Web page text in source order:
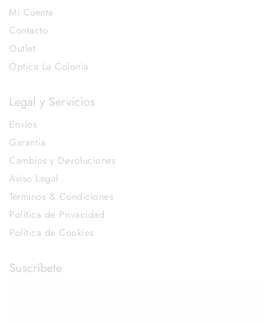
Mi Cuenta
Contacto
Outlet
Óptica La Colonia
Legal y Servicios
Envíos
Garantía
Cambios y Devoluciones
Aviso Legal
Términos & Condiciones
Política de Privacidad
Política de Cookies
Suscríbete